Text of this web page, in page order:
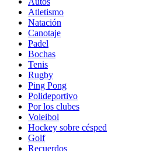
Atletismo
Natación
Canotaje
Padel
Bochas
Tenis
Rugby
Ping Pong
Polideportivo
Por los clubes
Voleibol
Hockey sobre césped
Golf
Recuerdos